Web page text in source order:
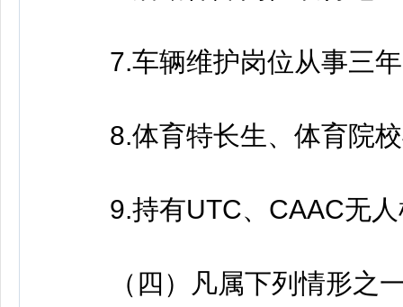
7.车辆维护岗位从事三年
8.体育特长生、体育院校
9.持有UTC、CAAC无人
（四）凡属下列情形之一